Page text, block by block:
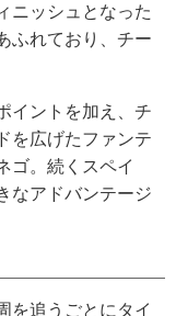
ニッシュとなった
ふれており、チー
イントを加え、チ
を広げたファンテ
ゴ。続くスペイ
なアドバンテージ
を追うごとにタイ